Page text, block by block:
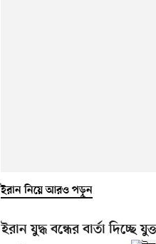
ইরান নিয়ে আরও পড়ুন
ইরান যুদ্ধ বন্ধের বার্তা দিচ্ছে